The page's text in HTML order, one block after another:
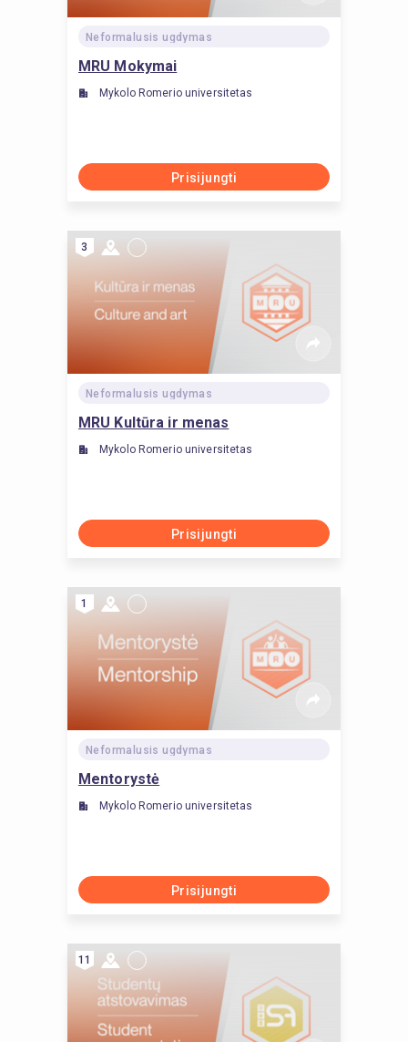
Neformalusis ugdymas
MRU Mokymai
Mykolo Romerio universitetas
Prisijungti
3
Neformalusis ugdymas
MRU Kultūra ir menas
Mykolo Romerio universitetas
Prisijungti
1
Neformalusis ugdymas
Mentorystė
Mykolo Romerio universitetas
Prisijungti
11